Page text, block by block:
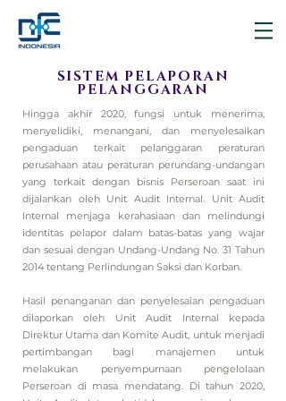
SISTEM PELAPORAN
PELANGGARAN
Hingga akhir 2020, fungsi untuk menerima,
menyelidiki, menangani, dan menyelesaikan
pengaduan terkait pelanggaran peraturan
perusahaan atau peraturan perundang-undangan
yang terkait dengan bisnis Perseroan saat ini
dijalankan oleh Unit Audit Internal. Unit Audit
Internal menjaga kerahasiaan dan melindungi
identitas pelapor dalam batas-batas yang wajar
dan sesuai dengan Undang-Undang No. 31 Tahun
2014 tentang Perlindungan Saksi dan Korban.
Hasil penanganan dan penyelesaian pengaduan
dilaporkan oleh Unit Audit Internal kepada
Direktur Utama dan Komite Audit, untuk menjadi
pertimbangan bagi manajemen untuk
melakukan penyempurnaan pengelolaan
Perseroan di masa mendatang. Di tahun 2020,